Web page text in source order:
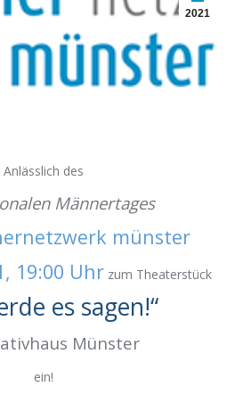
2021
Anlässlich des
Männertages
münster
19:00 Uhr zum Theaterstück
es sagen!“
Münster
ein!